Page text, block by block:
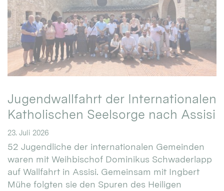
Jugendwallfahrt der Internationalen
Katholischen Seelsorge nach Assisi
23. Juli 2026
52 Jugendliche der internationalen Gemeinden
waren mit Weihbischof Dominikus Schwaderlapp
auf Wallfahrt in Assisi. Gemeinsam mit Ingbert
Mühe folgten sie den Spuren des Heiligen